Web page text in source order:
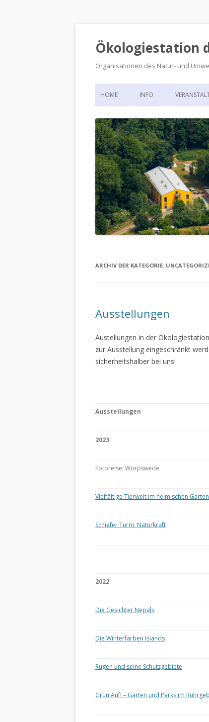
Ökologiestation
Organisationen des Natur- und
HOME INFO
DIE ÖKOLOGIESTATION
900 JAHRE
ARCHIV DER KATEGORIE:
Ausstellungen
Austellungen in der
zur Ausstellung eingeschränkt
sicherheitshalber bei uns!
Ausstellungen
2023
Fotoreise: Worpswede
Vielfältige Tierwelt im heimischen Garten
Schiefer Turm: Naturkraft
2022
Die Gesichter Nepals
Die Winterfarben Islands
Rügen und seine Schutzgebiete
Grün Auf! – Gärten und Parks im